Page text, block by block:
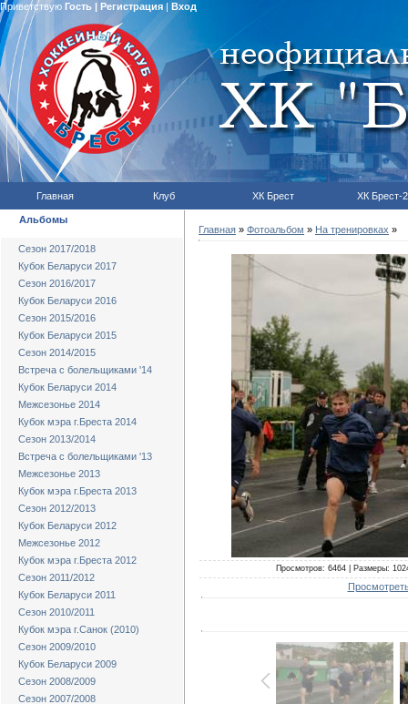
Приветствую Гость | Регистрация| Вход
Главная Клуб ХК Брест ХК Брест-2
Альбомы
Сезон 2017/2018
Кубок Беларуси 2017
Сезон 2016/2017
Кубок Беларуси 2016
Сезон 2015/2016
Кубок Беларуси 2015
Сезон 2014/2015
Встреча с болельщиками '14
Кубок Беларуси 2014
Межсезонье 2014
Кубок мэра г.Бреста 2014
Сезон 2013/2014
Встреча с болельщиками '13
Межсезонье 2013
Кубок мэра г.Бреста 2013
Сезон 2012/2013
Кубок Беларуси 2012
Межсезонье 2012
Кубок мэра г.Бреста 2012
Сезон 2011/2012
Кубок Беларуси 2011
Сезон 2010/2011
Кубок мэра г.Санок (2010)
Сезон 2009/2010
Кубок Беларуси 2009
Сезон 2008/2009
Сезон 2007/2008
Главная » Фотоальбом » На тренировках »
Просмотров: 6464 | Размеры: